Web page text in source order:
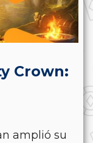
Crown:
amplió su